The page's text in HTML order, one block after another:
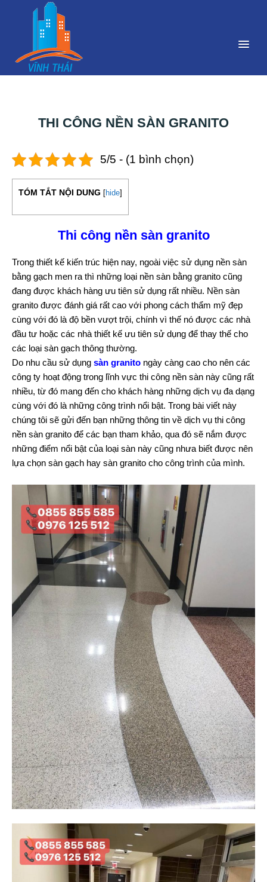
THI CÔNG NỀN SÀN GRANITO
5/5 - (1 bình chọn)
TÓM TẮT NỘI DUNG [hide]
Thi công nền sàn granito
Trong thiết kế kiến trúc hiện nay, ngoài việc sử dụng nền sàn
bằng gạch men ra thì những loại nền sàn bằng granito cũng
đang được khách hàng ưu tiên sử dụng rất nhiều. Nền sàn
granito được đánh giá rất cao với phong cách thẩm mỹ đẹp
cùng với đó là độ bền vượt trội, chính vì thế nó được các nhà
đầu tư hoặc các nhà thiết kế ưu tiên sử dụng để thay thế cho
các loại sàn gạch thông thường.
Do nhu cầu sử dụng sàn granito ngày càng cao cho nên các
công ty hoạt động trong lĩnh vực thi công nền sàn này cũng rất
nhiều, từ đó mang đến cho khách hàng những dịch vụ đa dạng
cùng với đó là những công trình nổi bật. Trong bài viết này
chúng tôi sẽ gửi đến bạn những thông tin về dịch vụ thi công
nền sàn granito để các bạn tham khảo, qua đó sẽ nắm được
những điểm nổi bật của loại sàn này cũng nhưa biết được nên
lựa chọn sàn gạch hay sàn granito cho công trình của mình.